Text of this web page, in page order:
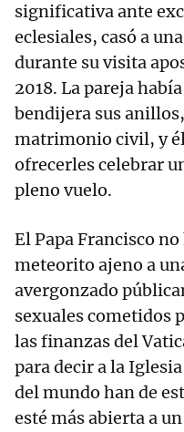
significativa ante
eclesiales, casó a
durante su visita
2018. La pareja
bendijera sus
matrimonio civil, y
ofrecerles celebrar
pleno vuelo.
El Papa Francisco
meteorito ajeno a
avergonzado
sexuales cometidos
las finanzas del
para decir a la
del mundo han de
esté más abierta a